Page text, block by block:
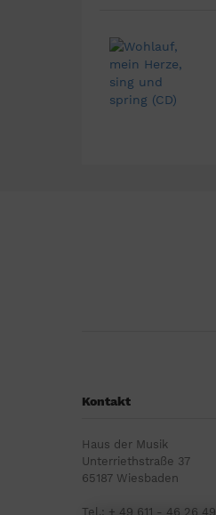
Kontakt
Haus der Musik
Unterriethstraße 37
65187 Wiesbaden
Tel.: + 49 611 - 46 26 49